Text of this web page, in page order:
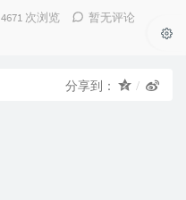
4671 次浏览
暂无评论
分享到：